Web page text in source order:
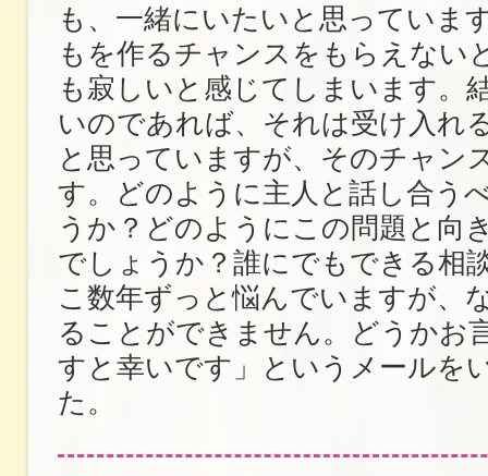
も、一緒にいたいと思っていま
もを作るチャンスをもらえない
も寂しいと感じてしまいます。
いのであれば、それは受け入れ
と思っていますが、そのチャン
す。どのように主人と話し合う
うか？どのようにこの問題と向
でしょうか？誰にでもできる相
こ数年ずっと悩んでいますが、
ることができません。どうかお
すと幸いです」というメールを
た。